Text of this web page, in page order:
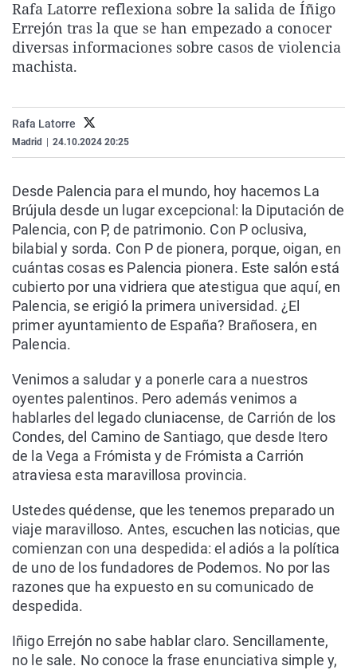
La rosa de los vientos
Gente viajera
Caso
Retornados
Extremadura
Galicia
Virales
Televisión
Rafa Latorre reflexiona sobre la salida de Íñigo
Errejón tras la que se han empezado a conocer
diversas informaciones sobre casos de violencia
machista.
Rafa Latorre
Madrid 24.10.2024 20:25
Desde Palencia para el mundo, hoy hacemos La
Brújula desde un lugar excepcional: la Diputación de
Palencia, con P, de patrimonio. Con P oclusiva,
bilabial y sorda. Con P de pionera, porque, oigan, en
cuántas cosas es Palencia pionera. Este salón está
cubierto por una vidriera que atestigua que aquí, en
Palencia, se erigió la primera universidad. ¿El
primer ayuntamiento de España? Brañosera, en
Palencia.
Venimos a saludar y a ponerle cara a nuestros
oyentes palentinos. Pero además venimos a
hablarles del legado cluniacense, de Carrión de los
Condes, del Camino de Santiago, que desde Itero
de la Vega a Frómista y de Frómista a Carrión
atraviesa esta maravillosa provincia.
Ustedes quédense, que les tenemos preparado un
viaje maravilloso. Antes, escuchen las noticias, que
comienzan con una despedida: el adiós a la política
de uno de los fundadores de Podemos. No por las
razones que ha expuesto en su comunicado de
despedida.
Iñigo Errejón no sabe hablar claro. Sencillamente,
no le sale. No conoce la frase enunciativa simple y,